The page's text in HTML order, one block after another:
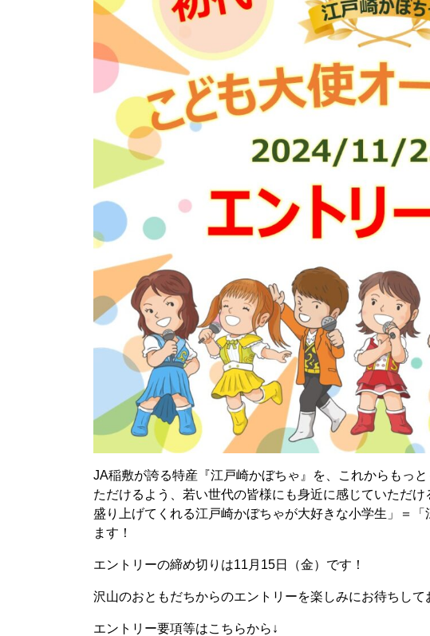
JA稲敷が誇る特産『江戸崎かぼちゃ』を、これからもっ
ただけるよう、若い世代の皆様にも身近に感じていただ
盛り上げてくれる江戸崎かぼちゃが大好きな小学生」＝
ます！
エントリーの締め切りは11月15日（金）です！
沢山のおともだちからのエントリーを楽しみにお待ちして
エントリー要項等はこちらから↓